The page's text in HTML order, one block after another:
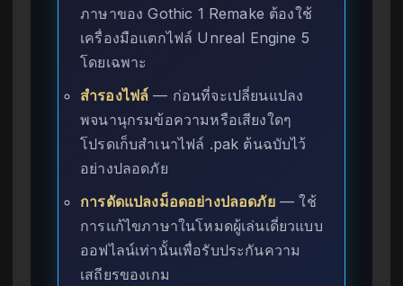
ภาษาของ Gothic 1 Remake ต้องใช้
เครื่องมือแตกไฟล์ Unreal Engine 5
โดยเฉพาะ
สำรองไฟล์ — ก่อนที่จะเปลี่ยนแปลง
พจนานุกรมข้อความหรือเสียงใดๆ
โปรดเก็บสำเนาไฟล์ .pak ต้นฉบับไว้
อย่างปลอดภัย
การดัดแปลงม็อดอย่างปลอดภัย— ใช้
การแก้ไขภาษาในโหมดผู้เล่นเดี่ยวแบบ
ออฟไลน์เท่านั้นเพื่อรับประกันความ
เสถียรของเกม